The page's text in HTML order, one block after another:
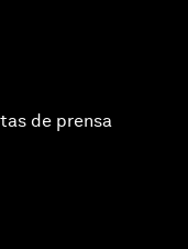
de prensa